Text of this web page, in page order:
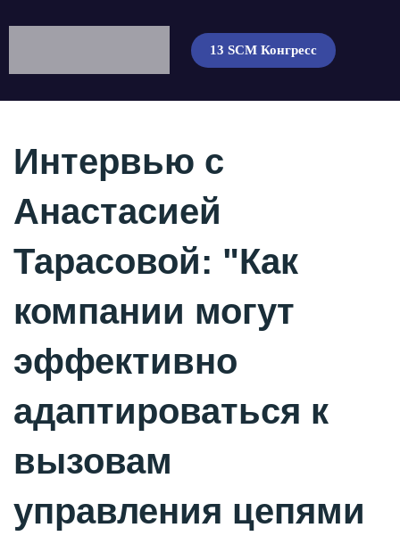
13 SCM Конгресс
Интервью с
Анастасией
Тарасовой: "Как
компании могут
эффективно
адаптироваться к
вызовам
управления цепями